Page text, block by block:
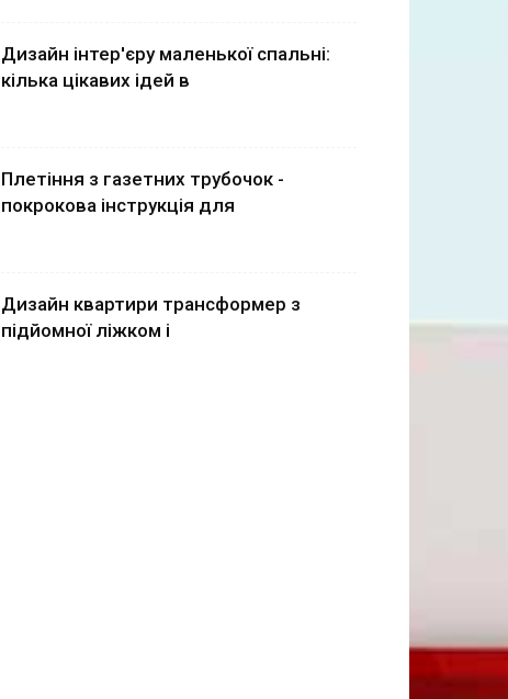
Дизайн інтер'єру маленької спальні:
кілька цікавих ідей в
Плетіння з газетних трубочок -
покрокова інструкція для
Дизайн квартири трансформер з
підйомної ліжком і